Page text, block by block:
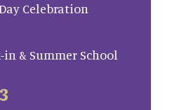
Celebration
in & Summer School